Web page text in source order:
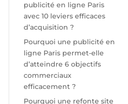
publicité en ligne Paris
avec 10 leviers efficaces
d’acquisition ?
Pourquoi une publicité en
ligne Paris permet-elle
d’atteindre 6 objectifs
commerciaux
efficacement ?
Pourquoi une refonte site